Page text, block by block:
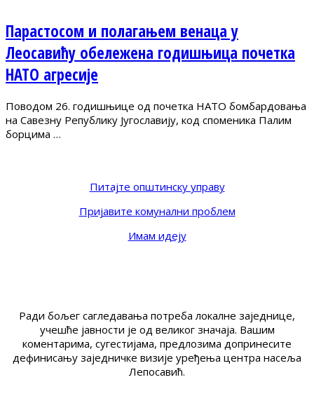
Парастосом и полагањем венаца у
Леосавићу обележена годишњица почетка
НАТО агресије
Поводом 26. годишњице од почетка НАТО бомбардовања
на Савезну Републику Југославију, код споменика Палим
борцима …
Питајте општинску управу
Пријавите комунални проблем
Имам идеју
Ради бољег сагледавања потреба локалне заједнице,
учешће јавности је од великог значаја. Вашим
коментарима, сугестијама, предлозима допринесите
дефинисању заједничке визије уређења центра насеља
Лепосавић.